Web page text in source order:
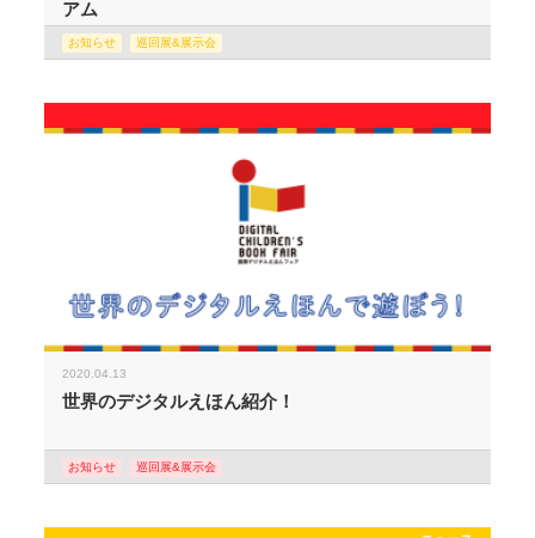
アム
お知らせ 巡回展&展示会
2020.04.13
世界のデジタルえほん紹介！
お知らせ 巡回展&展示会